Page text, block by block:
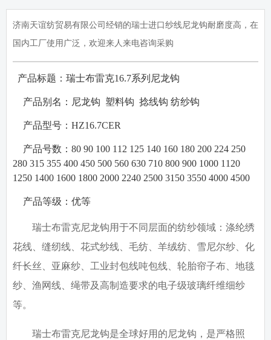
济南天谊纺贸易有限公司经销的瑞士进口纱线尼龙钩耐磨度高，在
国内工厂使用广泛，欢迎来人来电咨询采购
产品标题：瑞士布雷克16.7系列尼龙钩
产品别名： 尼龙钩 塑料钩 捻线钩 纺纱钩
产品型号：HZ16.7CER
产品号数：80 90 100 112 125 140 160 180 200 224 250
280 315 355 400 450 500 560 630 710 800 900 1000 1120
1250 1400 1600 1800 2000 2240 2500 3150 3550 4000 4500
产品等级：优等
瑞士布雷克尼龙钩用于不同层面的纺纱领域：涤纶绣
花线、缝纫线、花式纱线、毛纺、羊绒纺、雪尼尔纱、化
纤长丝、亚麻纱、工业封包线吨包线、轮胎帘子布、地毯
纱、渔网线、绳带及高制造要求的电子级玻璃纤维细纱
等。
瑞士布雷克尼龙钩是全球好用的尼龙钩，是严格照